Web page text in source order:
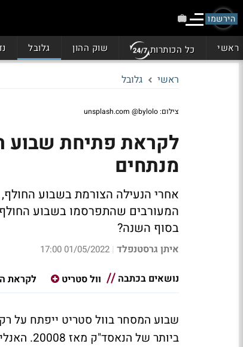
הירשמו
ראשי כל הכותרות שוק ההון גלובל
ראשי גלובל
צילום: unsplash.com @bylolo
לקראת פתיחת שבוע
מנתחים
אחרי הנעילה הצורמת בשבוע
המעורבים שהתפרסמו בשבוע
בסוף השנה?
איתן גרסטנפלד |
01/05/2022 17:00
נושאים בכתבה
וול סטריט לקראת
שבוע המסחר בוול סטריט ייפתח על
ביותר